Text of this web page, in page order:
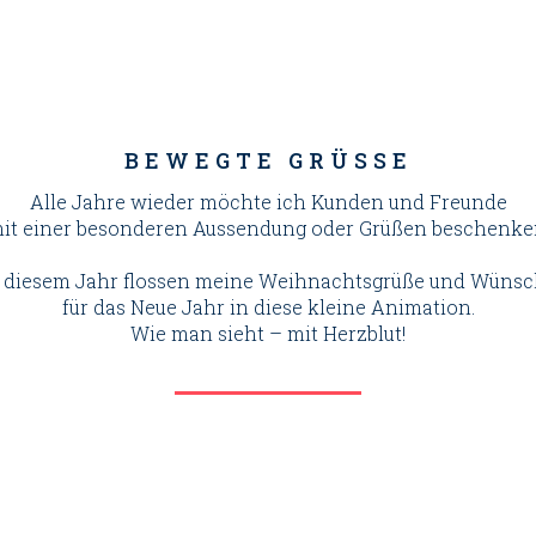
BEWEGTE GRÜSSE
Alle Jahre wieder möchte ich Kunden und Freunde
einer besonderen Aussendung oder Grüßen
Jahr flossen meine Weihnachtsgrüße und
für das Neue Jahr in diese kleine Animation.
Wie man sieht – mit Herzblut!